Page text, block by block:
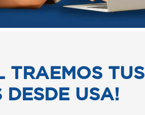
TRAEMOS TUS
DESDE USA!